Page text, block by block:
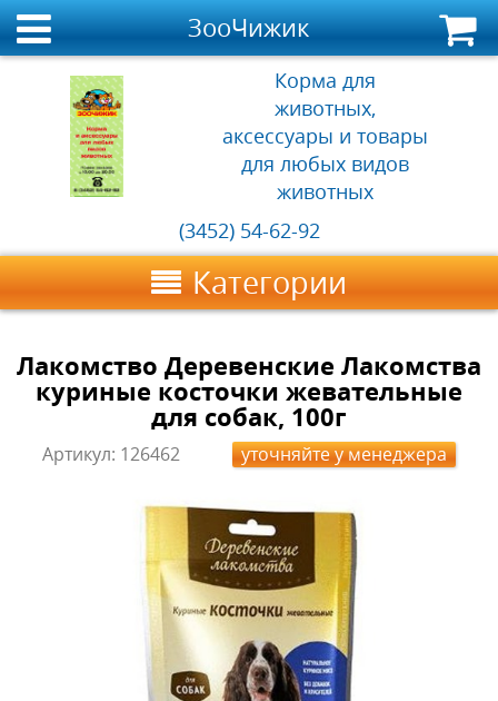
ЗооЧижик
Корма для
животных,
аксессуары и товары
для любых видов
животных
(3452) 54-62-92
Категории
Лакомство Деревенские Лакомства
куриные косточки жевательные
для собак, 100г
Артикул: 126462 уточняйте у менеджера